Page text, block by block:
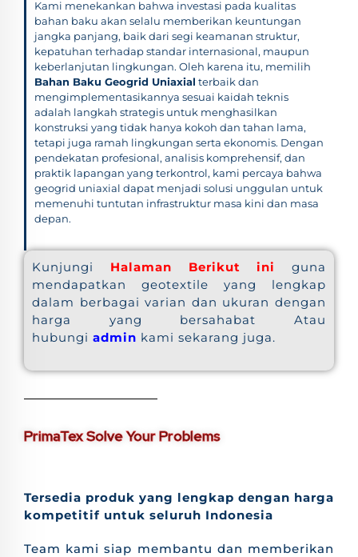
Kami menekankan bahwa investasi pada kualitas
bahan baku akan selalu memberikan keuntungan
jangka panjang, baik dari segi keamanan struktur,
kepatuhan terhadap standar internasional, maupun
keberlanjutan lingkungan. Oleh karena itu, memilih
Bahan Baku Geogrid Uniaxial terbaik dan
mengimplementasikannya sesuai kaidah teknis
adalah langkah strategis untuk menghasilkan
konstruksi yang tidak hanya kokoh dan tahan lama,
tetapi juga ramah lingkungan serta ekonomis. Dengan
pendekatan profesional, analisis komprehensif, dan
praktik lapangan yang terkontrol, kami percaya bahwa
geogrid uniaxial dapat menjadi solusi unggulan untuk
memenuhi tuntutan infrastruktur masa kini dan masa
depan.
Kunjungi Halaman Berikut ini
guna
mendapatkan geotextile yang lengkap
dalam berbagai varian dan ukuran dengan
harga yang bersahabat Atau
hubungi admin kami sekarang juga.
PrimaTex Solve Your Problems
Tersedia produk yang lengkap dengan harga
kompetitif untuk seluruh Indonesia
Team kami siap membantu dan memberikan